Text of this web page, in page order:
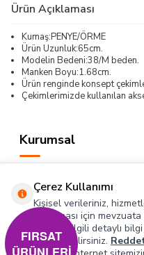
Ürün Açıklaması
Kumaş:PENYE/ÖRME
Ürün Uzunluk:65cm.
Modelin Bedeni:38/M beden.
Manken Boyu:1.68cm.
Ürün renginde konsept
Çekimlerimizde kullanılan
Kurumsal
Hızlı Erişim
Sosyal
Çerez Kullanımı
Kişisel verileriniz,
sunulması için
Konuyla ilgili detaylı
inceleyebilirsiniz.
FIRSAT
ÜRÜNLERİ